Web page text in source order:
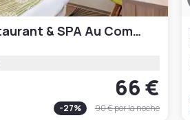
Logis Hotel Restaurant & SPA Au Comte d'Ornon
66 €
-27% 90 €por la noche